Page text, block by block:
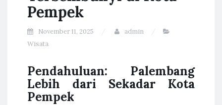
Pempek
November 11, 2025
admin
Wisata
Pendahuluan: Palembang
Lebih dari Sekadar Kota
Pempek